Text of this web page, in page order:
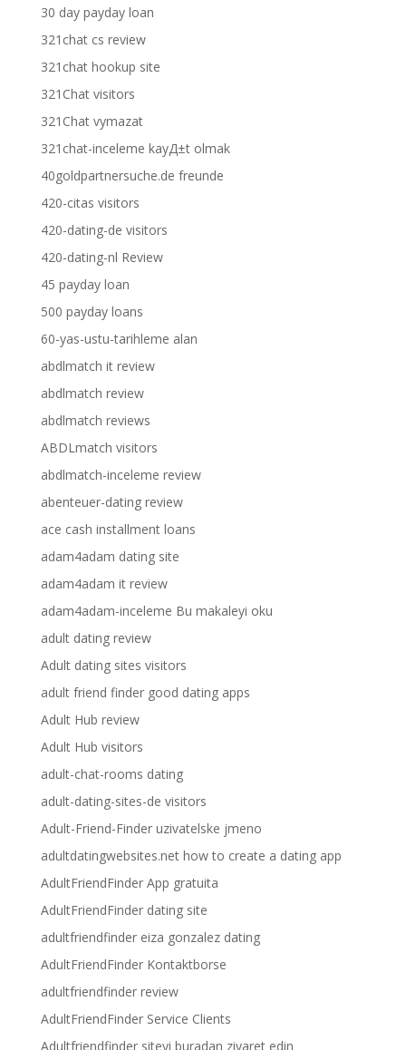
30 day payday loan
321chat cs review
321chat hookup site
321Chat visitors
321Chat vymazat
321chat-inceleme kayД±t olmak
40goldpartnersuche.de freunde
420-citas visitors
420-dating-de visitors
420-dating-nl Review
45 payday loan
500 payday loans
60-yas-ustu-tarihleme alan
abdlmatch it review
abdlmatch review
abdlmatch reviews
ABDLmatch visitors
abdlmatch-inceleme review
abenteuer-dating review
ace cash installment loans
adam4adam dating site
adam4adam it review
adam4adam-inceleme Bu makaleyi oku
adult dating review
Adult dating sites visitors
adult friend finder good dating apps
Adult Hub review
Adult Hub visitors
adult-chat-rooms dating
adult-dating-sites-de visitors
Adult-Friend-Finder uzivatelske jmeno
adultdatingwebsites.net how to create a dating app
AdultFriendFinder App gratuita
AdultFriendFinder dating site
adultfriendfinder eiza gonzalez dating
AdultFriendFinder Kontaktborse
adultfriendfinder review
AdultFriendFinder Service Clients
Adultfriendfinder siteyi buradan ziyaret edin